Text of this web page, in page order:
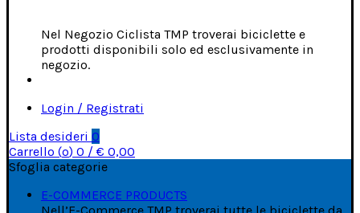
Nel Negozio Ciclista TMP troverai biciclette e
prodotti disponibili solo ed esclusivamente in
negozio.
Login / Registrati
Lista desideri 0
Carrello (o) 0 / € 0,00
Sfoglia categorie
E-COMMERCE PRODUCTS